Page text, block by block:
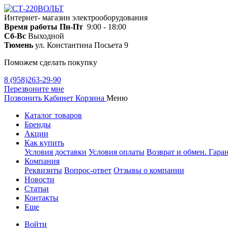
Интернет- магазин электрооборудования
Время работы Пн-Пт 9:00 - 18:00
Сб-Вс Выходной
Тюмень ул. Константина Посьета 9
Поможем сделать покупку
8 (958)263-29-90
Перезвоните мне
Позвонить Кабинет Корзина Меню
Каталог товаров
Бренды
Акции
Как купить
Условия доставки Условия оплаты Возврат и обмен.
Компания
Реквизиты Вопрос-ответ Отзывы о компании
Новости
Статьи
Контакты
Еще
Войти